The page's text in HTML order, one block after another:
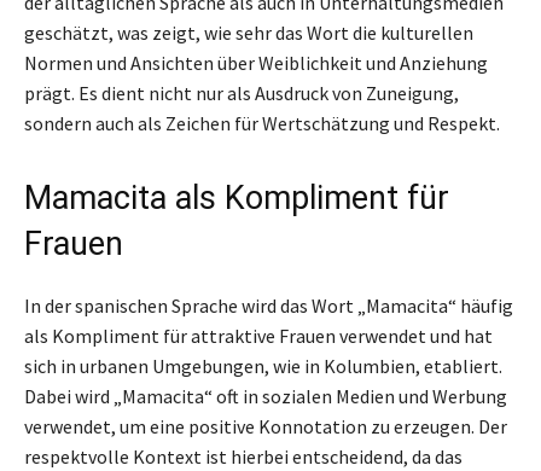
geschätzt, was zeigt, wie sehr das Wort die kulturellen
Normen und Ansichten über Weiblichkeit und Anziehung
prägt. Es dient nicht nur als Ausdruck von Zuneigung,
sondern auch als Zeichen für Wertschätzung und Respekt.
Mamacita als Kompliment für
Frauen
In der spanischen Sprache wird das Wort „Mamacita“ häufig
als Kompliment für attraktive Frauen verwendet und hat
sich in urbanen Umgebungen, wie in Kolumbien, etabliert.
Dabei wird „Mamacita“ oft in sozialen Medien und Werbung
verwendet, um eine positive Konnotation zu erzeugen. Der
respektvolle Kontext ist hierbei entscheidend, da das